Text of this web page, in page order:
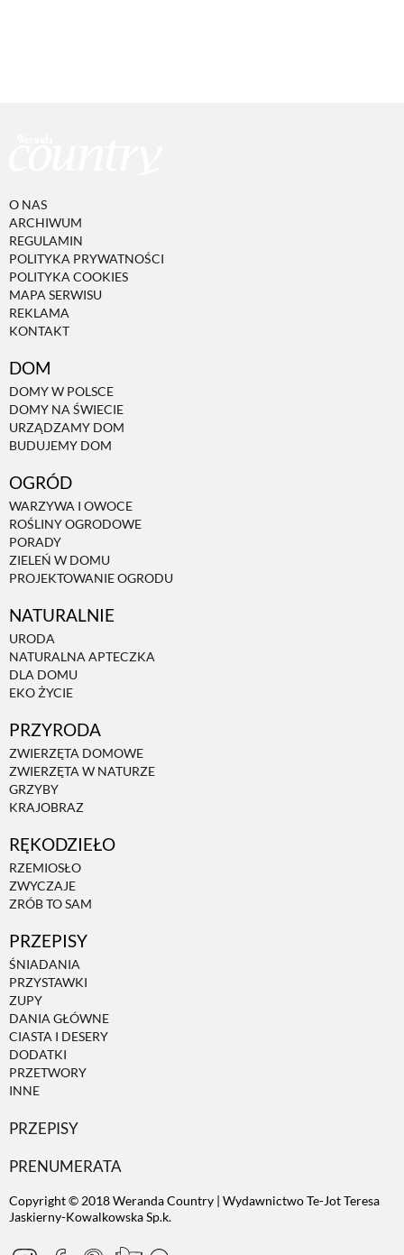
O NAS
ARCHIWUM
REGULAMIN
POLITYKA PRYWATNOŚCI
POLITYKA COOKIES
MAPA SERWISU
REKLAMA
KONTAKT
DOM
DOMY W POLSCE
DOMY NA ŚWIECIE
URZĄDZAMY DOM
BUDUJEMY DOM
OGRÓD
WARZYWA I OWOCE
ROŚLINY OGRODOWE
PORADY
ZIELEŃ W DOMU
PROJEKTOWANIE OGRODU
NATURALNIE
URODA
NATURALNA APTECZKA
DLA DOMU
EKO ŻYCIE
PRZYRODA
ZWIERZĘTA DOMOWE
ZWIERZĘTA W NATURZE
GRZYBY
KRAJOBRAZ
RĘKODZIEŁO
RZEMIOSŁO
ZWYCZAJE
ZRÓB TO SAM
PRZEPISY
ŚNIADANIA
PRZYSTAWKI
ZUPY
DANIA GŁÓWNE
CIASTA I DESERY
DODATKI
PRZETWORY
INNE
PRZEPISY
PRENUMERATA
Copyright © 2018 Weranda Country | Wydawnictwo Te-Jot Teresa
Jaskierny-Kowalkowska Sp.k.